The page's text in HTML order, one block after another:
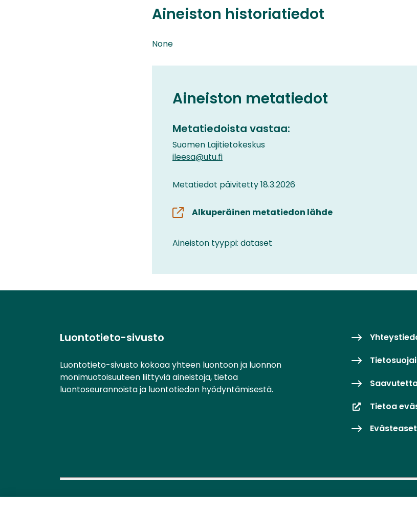
Aineiston historiatiedot
None
Aineiston metatiedot
Metatiedoista vastaa:
Suomen Lajitietokeskus
ileesa@utu.fi
Metatiedot päivitetty 18.3.2026
Alkuperäinen metatiedon lähde
Aineiston tyyppi: dataset
Luontotieto-sivusto
Luontotieto-sivusto kokoaa yhteen luontoon ja luonnon
monimuotoisuuteen liittyviä aineistoja, tietoa
luontoseurannoista ja luontotiedon hyödyntämisestä.
Tietoa